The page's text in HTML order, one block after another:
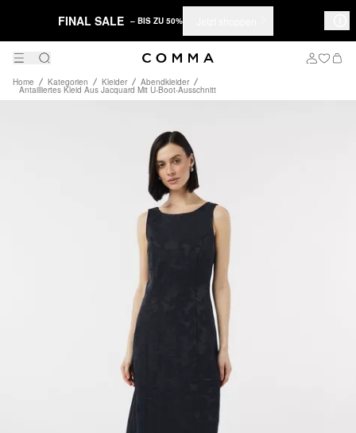
FINAL SALE – BIS ZU 50%
Home Kategorien Kleider Abendkleider
Antailliertes Kleid Aus Jacquard Mit U-Boot-Ausschnitt